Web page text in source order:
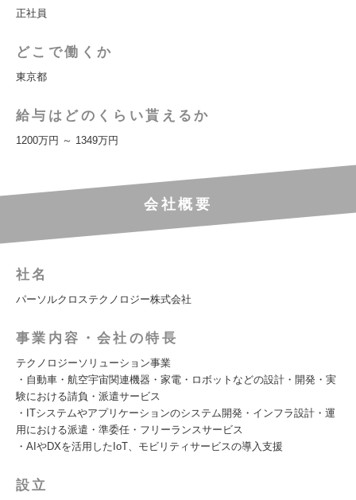
正社員
どこで働くか
東京都
給与はどのくらい貰えるか
1200万円 ～ 1349万円
会社概要
社名
パーソルクロステクノロジー株式会社
事業内容・会社の特長
テクノロジーソリューション事業
・自動車・航空宇宙関連機器・家電・ロボットなどの設計・開発・実
験における請負・派遣サービス
・ITシステムやアプリケーションのシステム開発・インフラ設計・運
用における派遣・準委任・フリーランスサービス
・AIやDXを活用したIoT、モビリティサービスの導入支援
設立